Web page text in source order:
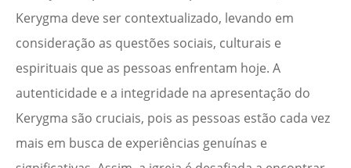
Kerygma deve ser contextualizado, levando em
consideração as questões sociais, culturais e
espirituais que as pessoas enfrentam hoje. A
autenticidade e a integridade na apresentação do
Kerygma são cruciais, pois as pessoas estão cada vez
mais em busca de experiências genuínas e